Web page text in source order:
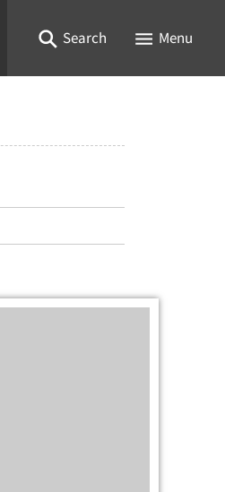
Search Menu